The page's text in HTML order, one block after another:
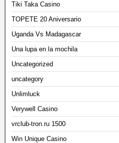
Tiki Taka Casino
TOPETE 20 Aniversario
Uganda Vs Madagascar
Una lupa en la mochila
Uncategorized
uncategory
Unlimluck
Verywell Casino
vrclub-tron.ru 1500
Win Unique Casino